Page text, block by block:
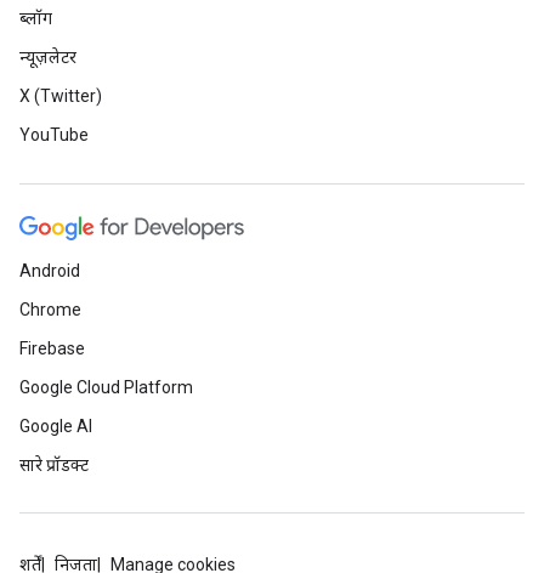
ब्लॉग
न्यूज़लेटर
X (Twitter)
YouTube
Android
Chrome
Firebase
Google Cloud Platform
Google AI
सारे प्रॉडक्ट
शर्तें निजता Manage cookies